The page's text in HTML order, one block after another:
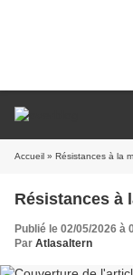
Accueil » Résistances à la
Résistances à
Publié le 02/05/2026 à
Par Atlasaltern